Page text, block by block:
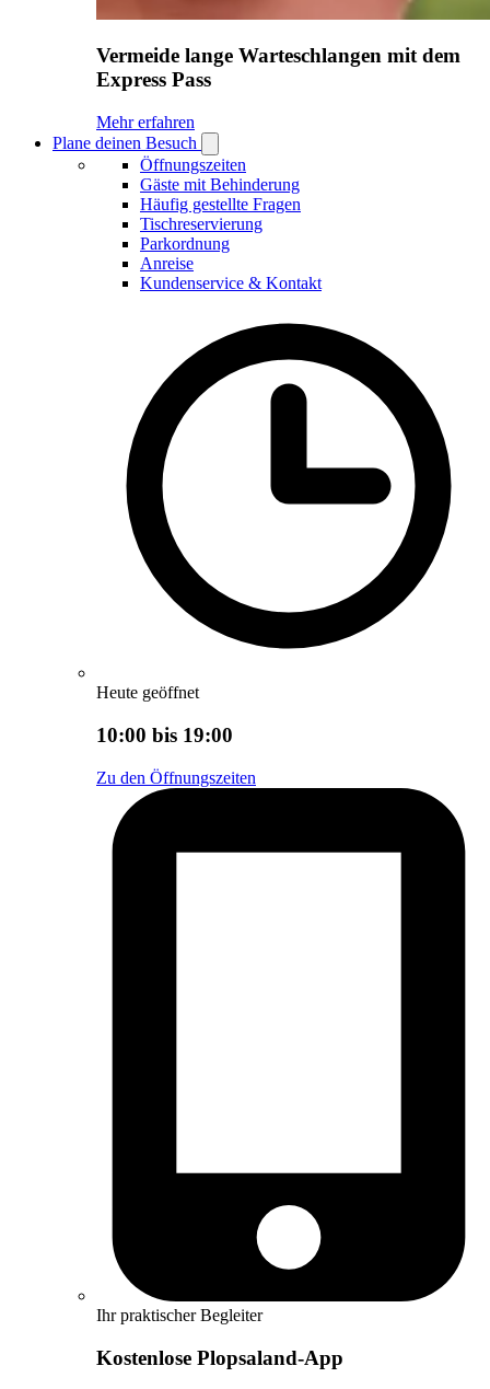
Vermeide lange Warteschlangen mit dem
Express Pass
Mehr erfahren
Plane deinen Besuch
Plane
deinen
Besuch
submenu
Öffnungszeiten
Gäste mit Behinderung
Häufig gestellte Fragen
Tischreservierung
Parkordnung
Anreise
Kundenservice & Kontakt
Heute geöffnet
10:00 bis 19:00
Zu den Öffnungszeiten
Ihr praktischer Begleiter
Kostenlose Plopsaland-App